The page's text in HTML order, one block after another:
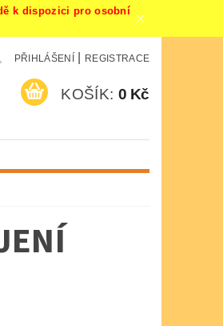
k dispozici pro osobní
PŘIHLÁŠENÍ REGISTRACE
KOŠÍK: 0 Kč